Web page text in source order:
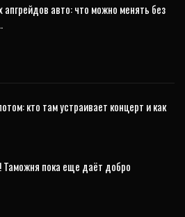
апгрейдов авто: что можно менять без
кто там устраивает концерт и как
Таможня пока еще даёт добро